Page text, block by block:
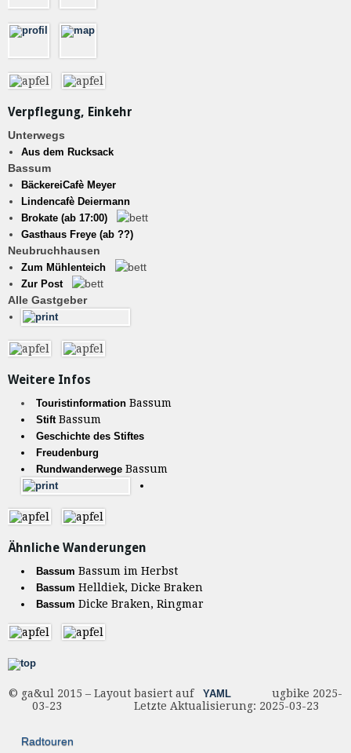
Verpflegung, Einkehr
Unterwegs
Aus dem Rucksack
Bassum
BäckereiCafè Meyer
Lindencafè Deiermann
Brokate (ab 17:00)
Gasthaus Freye (ab ??)
Neubruchhausen
Zum Mühlenteich
Zur Post
Alle Gastgeber
Weitere Infos
TouristinformationBassum
Stift Bassum
Geschichte des Stiftes
Freudenburg
RundwanderwegeBassum
Ähnliche Wanderungen
Bassum Bassum im Herbst
Bassum Helldiek, Dicke Braken
Bassum Dicke Braken, Ringmar
© ga&ul 2015 – Layout basiert auf YAML ugbike 2025-
03-23 Letzte Aktualisierung: 2025-03-23
Radtouren